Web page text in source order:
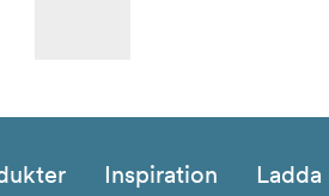
Inspiration Ladda